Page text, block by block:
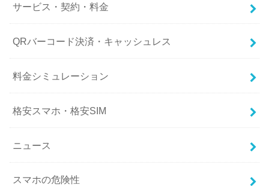
サービス・契約・料金
QRバーコード決済・キャッシュレス
料金シミュレーション
格安スマホ・格安SIM
ニュース
スマホの危険性